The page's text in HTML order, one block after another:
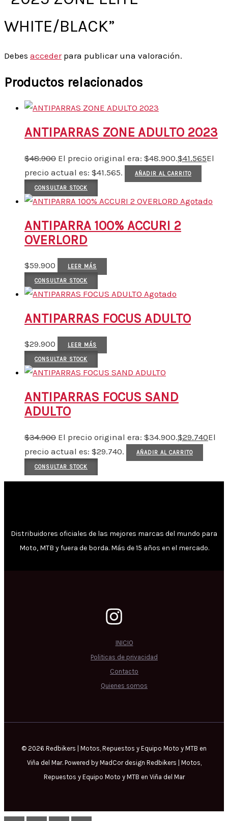
WHITE/BLACK”
Debes accederpara publicar una valoración.
Productos relacionados
ANTIPARRAS ZONE ADULTO 2023
$48.900 El precio original era: $48.900.$41.565El
precio actual es: $41.565.
AÑADIR AL CARRITO
CONSULTAR STOCK
Agotado
ANTIPARRA 100% ACCURI 2
OVERLORD
$59.900 LEER MÁS
CONSULTAR STOCK
Agotado
ANTIPARRAS FOCUS ADULTO
$29.900 LEER MÁS
CONSULTAR STOCK
ANTIPARRAS FOCUS SAND
ADULTO
$34.900 El precio original era: $34.900.$29.740El
precio actual es: $29.740.
AÑADIR AL CARRITO
CONSULTAR STOCK
Distribuidores oficiales de las mejores marcas del mundo para
Moto, MTB y fuera de borda. Más de 15 años en el mercado.
INICIO
Politicas de privacidad
Contacto
Quienes somos
© 2026 Redbikers | Motos, Repuestos y Equipo Moto y MTB en
Viña del Mar. Powered by MadCor design Redbikers | Motos,
Repuestos y Equipo Moto y MTB en Viña del Mar